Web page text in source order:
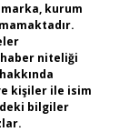
kurum
niteliği
kişiler ile isim
bilgiler